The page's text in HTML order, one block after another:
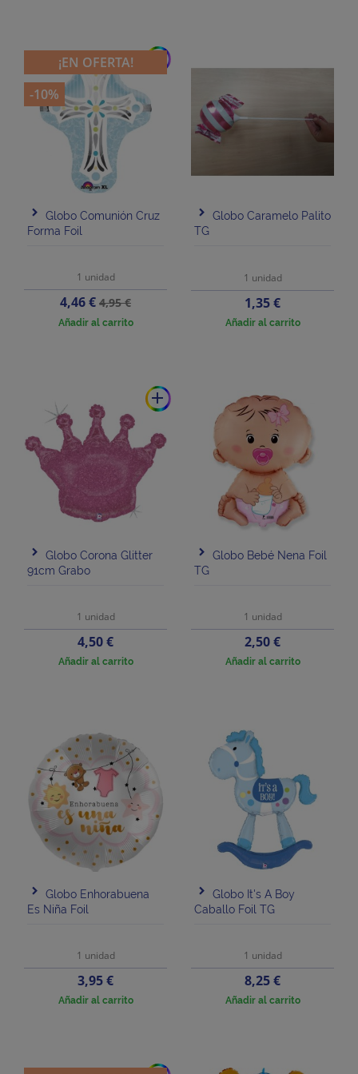
add
Globo Comunión Cruz
Forma Foil
1 unidad
Precio
4,46 €Precio
base
4,95 €
Añadir al carrito
¡EN OFERTA!
-10%
Globo Caramelo Palito
TG
1 unidad
Precio
1,35 €
Añadir al carrito
add
Globo Corona Glitter
91cm Grabo
1 unidad
Precio
4,50 €
Añadir al carrito
Globo Bebé Nena Foil
TG
1 unidad
Precio
2,50 €
Añadir al carrito
Globo Enhorabuena
Es Niña Foil
1 unidad
Precio
3,95 €
Añadir al carrito
Globo It's A Boy
Caballo Foil TG
1 unidad
Precio
8,25 €
Añadir al carrito